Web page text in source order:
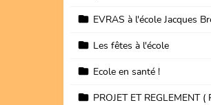
EVRAS à l'école Jacques
Les fêtes à l'école
Ecole en santé !